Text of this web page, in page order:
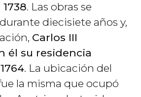
. Las obras se
diecisiete años y,
Carlos III
él su residencia
. La ubicación del
la misma que ocupó